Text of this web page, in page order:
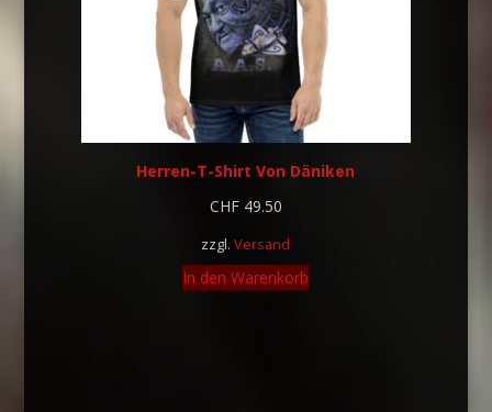
Herren-T-Shirt Von Däniken
CHF49.50
zzgl.Versand
In den Warenkorb